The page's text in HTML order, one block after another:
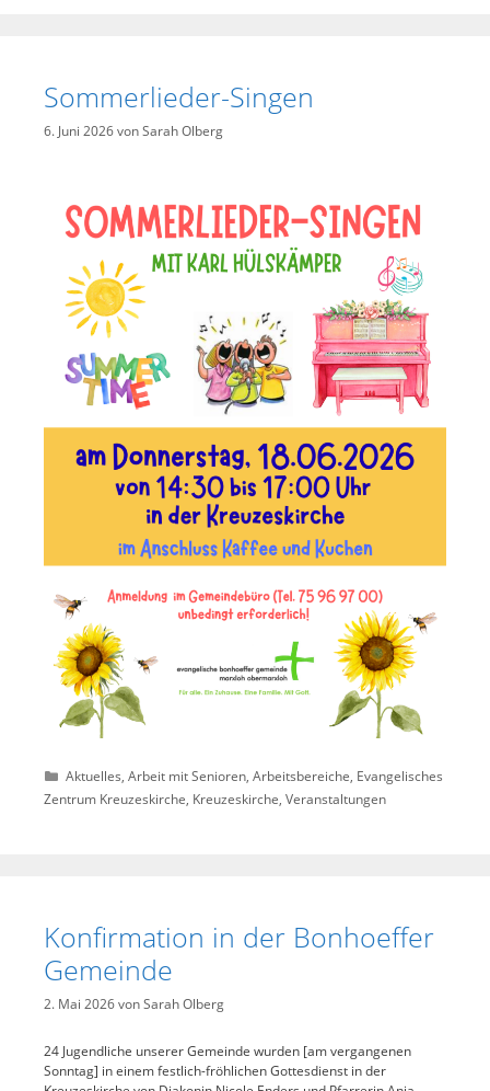
Sommerlieder-Singen
6. Juni 2026vonSarah Olberg
Kategorien
Aktuelles,Arbeit mit Senioren,Arbeitsbereiche, Evangelisches
Zentrum Kreuzeskirche, Kreuzeskirche, Veranstaltungen
Konfirmation in der Bonhoeffer
Gemeinde
2. Mai 2026vonSarah Olberg
24 Jugendliche unserer Gemeinde wurden [am vergangenen
Sonntag] in einem festlich-fröhlichen Gottesdienst in der